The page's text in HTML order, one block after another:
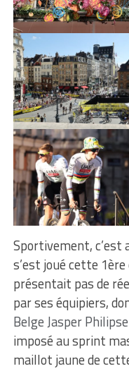
Sportivement, c’est
s’est joué cette
présentait pas de
par ses équipiers,
Belge Jasper
imposé au sprint
maillot jaune de